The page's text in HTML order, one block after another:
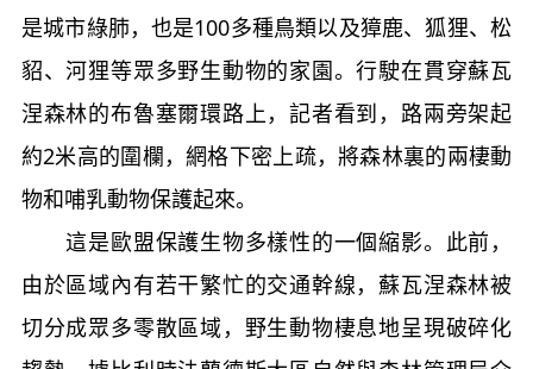
是城市綠肺，也是100多種鳥類以及獐鹿、狐狸、松
貂、河狸等眾多野生動物的家園。行駛在貫穿蘇瓦
涅森林的布魯塞爾環路上，記者看到，路兩旁架起
約2米高的圍欄，網格下密上疏，將森林裏的兩棲動
物和哺乳動物保護起來。
這是歐盟保護生物多樣性的一個縮影。此前，
由於區域內有若干繁忙的交通幹線，蘇瓦涅森林被
切分成眾多零散區域，野生動物棲息地呈現破碎化